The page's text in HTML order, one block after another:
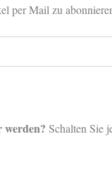
per Mail zu
werden? Schalten Sie